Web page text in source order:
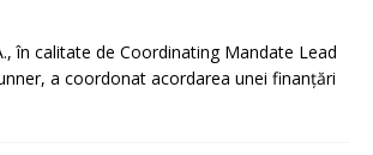
în calitate de Coordinating Mandate Lead
a coordonat acordarea unei finanțări